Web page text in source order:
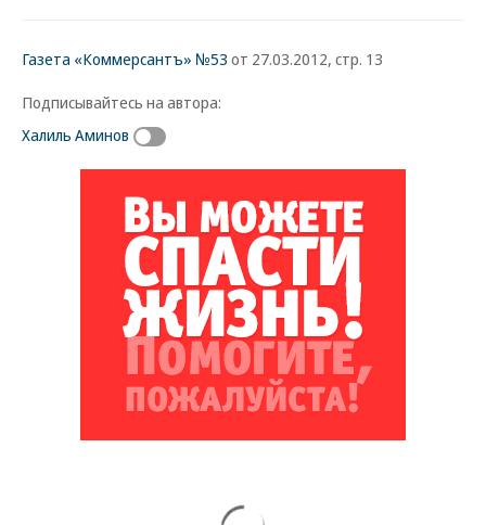
Газета «Коммерсантъ» №53 от 27.03.2012, стр. 13
Подписывайтесь на автора:
Халиль Аминов